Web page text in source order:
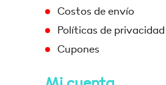
Costos de envío
Políticas de privacidad
Cupones